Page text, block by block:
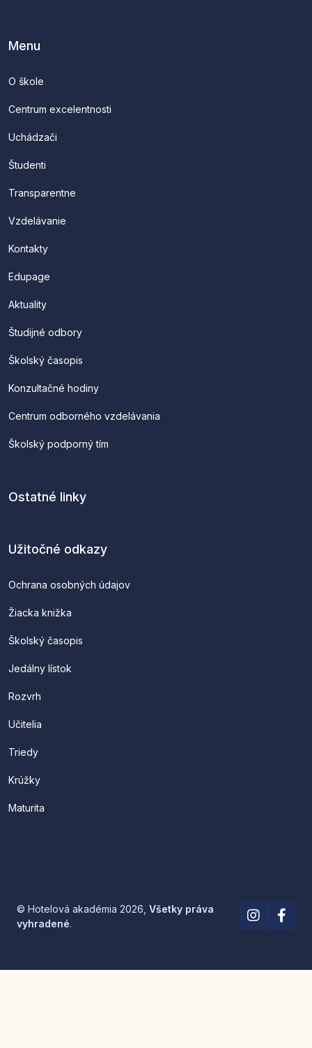
Menu
O škole
Centrum excelentnosti
Uchádzači
Študenti
Transparentne
Vzdelávanie
Kontakty
Edupage
Aktuality
Študijné odbory
Školský časopis
Konzultačné hodiny
Centrum odborného vzdelávania
Školský podporný tím
Ostatné linky
Užitočné odkazy
Ochrana osobných údajov
Žiacka knižka
Školský časopis
Jedálny lístok
Rozvrh
Učitelia
Triedy
Krúžky
Maturita
© Hotelová akadémia 2026, Všetky práva
vyhradené.